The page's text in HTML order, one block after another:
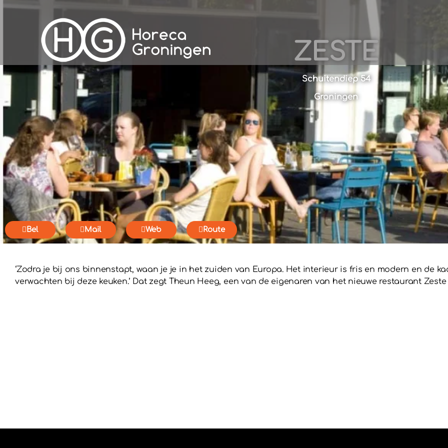
ZESTE
Schuitendiep 54
Groningen
Bel Mail Web Route
‘Zodra je bij ons binnenstapt, waan je je in het zuiden van Europa. Het interieur is fris en modern en de
verwachten bij deze keuken.’ Dat zegt Theun Heeg, een van de eigenaren van het nieuwe restaurant